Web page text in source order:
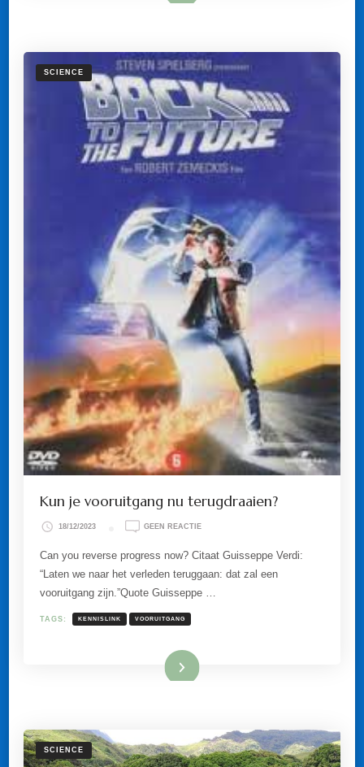
SCIENCE
Kun je vooruitgang nu terugdraaien?
18/12/2023 GEEN REACTIEOP
VOORUITGANG
NU
Can you reverse progress now? Citaat Guisseppe Verdi:
“Laten we naar het verleden teruggaan: dat zal een
vooruitgang zijn.”Quote Guisseppe …
TAGS: KENNISLINK VOORUITGANG
Lees meer
SCIENCE